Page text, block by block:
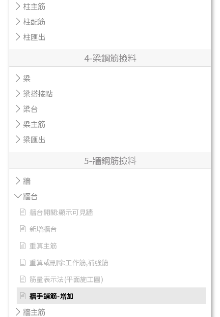
柱主筋
柱配筋
柱匯出
4-梁鋼筋撿料
梁
梁搭接點
梁台
梁主筋
梁匯出
5-牆鋼筋撿料
牆
牆台
牆台開關:顯示可見牆
新增牆台
重算主筋
重算或刪除:工作筋,補強筋
筋量表示法(平面施工圖)
牆手鋪筋-增加
牆主筋